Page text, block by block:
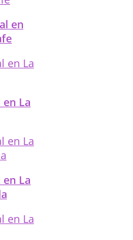
en
La
La